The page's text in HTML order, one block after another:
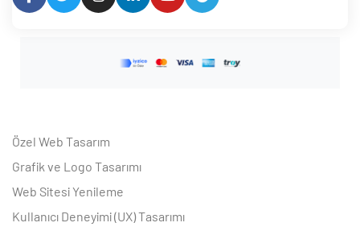
Özel Web Tasarım
Grafik ve Logo Tasarımı
Web Sitesi Yenileme
Kullanıcı Deneyimi (UX) Tasarımı